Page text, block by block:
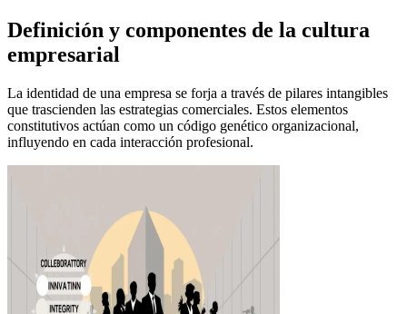
Definición y componentes de la cultura
empresarial
La identidad de una empresa se forja a través de pilares intangibles
que trascienden las estrategias comerciales. Estos elementos
constitutivos actúan como un código genético organizacional,
influyendo en cada interacción profesional.